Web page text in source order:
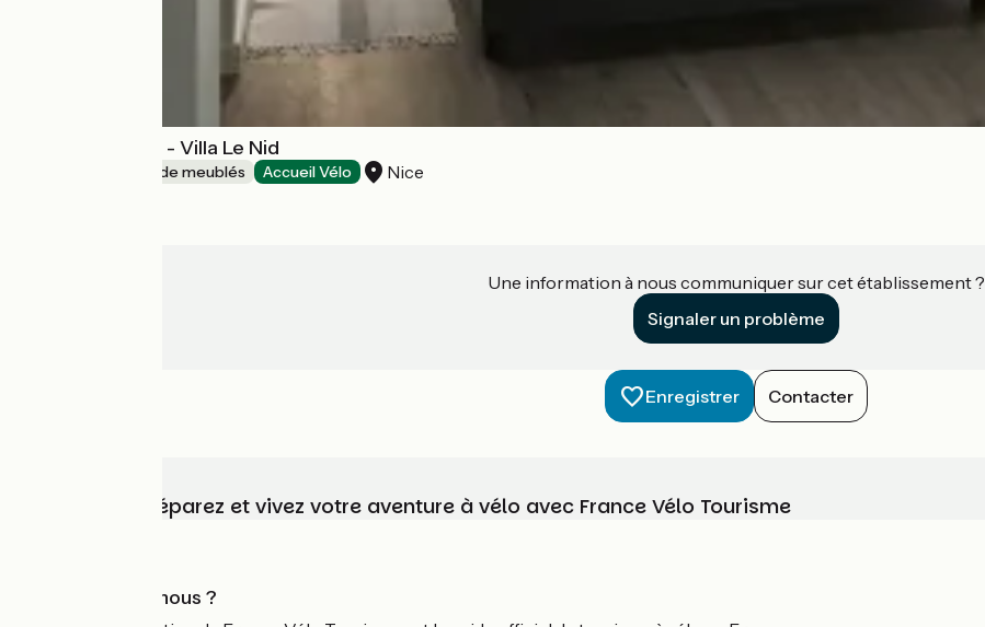
Duplex Diamant - Villa Le Nid
Gîtes et locations de meublés Accueil Vélo Nice
Une information à nous communiquer sur cet établissement ?
Signaler un problème
Enregistrer Contacter
Choisissez, préparez et vivez votre aventure à vélo avec France Vélo Tourisme
Qui sommes-nous ?